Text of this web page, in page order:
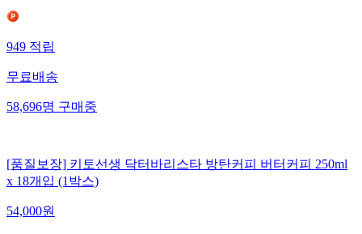
949적립
무료배송
58,696명구매중
[품질보장] 키토선생 닥터바리스타 방탄커피 버터커피 250ml
x 18개입 (1박스)
54,000원